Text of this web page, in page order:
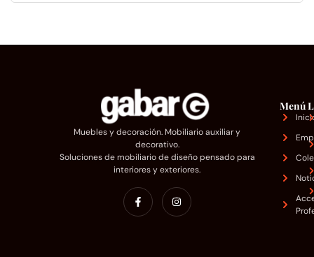
Muebles y decoración. Mobiliario auxiliar y
decorativo.
Soluciones de mobiliario de diseño pensado para
interiores y exteriores.
Menú